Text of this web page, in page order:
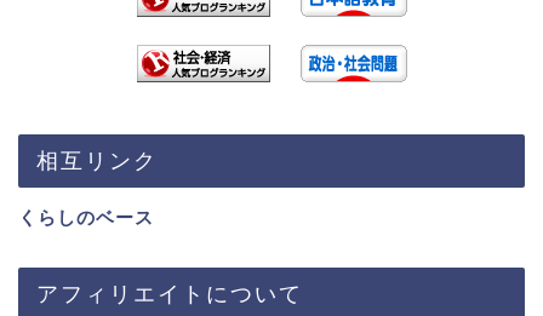
相互リンク
くらしのベース
アフィリエイトについて